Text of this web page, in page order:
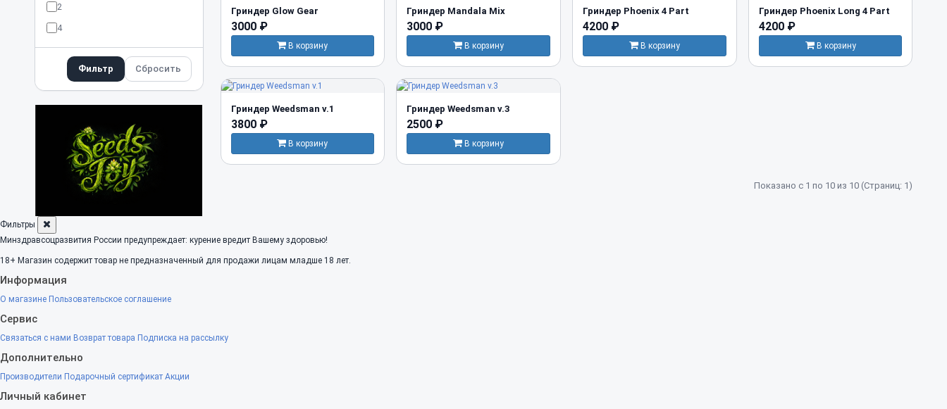
2
4
Фильтр Сбросить
Гриндер Glow Gear
3000 ₽
В корзину
Гриндер Mandala Mix
3000 ₽
В корзину
Гриндер Phoenix 4 Part
4200 ₽
В корзину
Гриндер Phoenix Long 4 Part
4200 ₽
В корзину
Гриндер Weedsman v.1
3800 ₽
В корзину
Гриндер Weedsman v.3
2500 ₽
В корзину
Показано с 1 по 10 из 10 (Страниц: 1)
Фильтры
Минздравсоцразвития России предупреждает: курение вредит Вашему здоровью!
18+ Магазин содержит товар не предназначенный для продажи лицам младше 18 лет.
Информация
О магазине Пользовательское соглашение
Сервис
Связаться с нами Возврат товара Подписка на рассылку
Дополнительно
Производители Подарочный сертификат Акции
Личный кабинет